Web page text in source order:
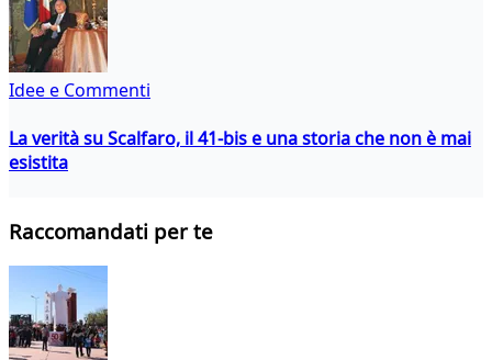
Idee e Commenti
La verità su Scalfaro, il 41-bis e una storia che non è mai
esistita
Raccomandati per te